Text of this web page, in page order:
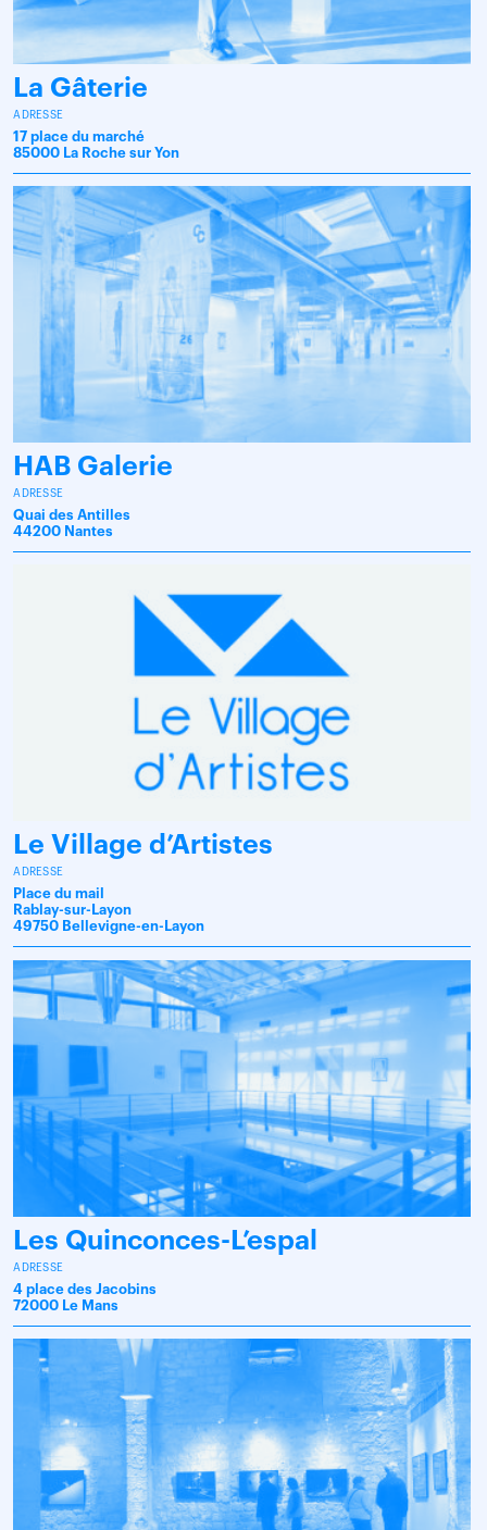
La Gâterie
ADRESSE
17 place du marché
85000 La Roche sur Yon
HAB Galerie
ADRESSE
Quai des Antilles
44200 Nantes
Le Village d’Artistes
ADRESSE
Place du mail
Rablay-sur-Layon
49750 Bellevigne-en-Layon
Les Quinconces-L’espal
ADRESSE
4 place des Jacobins
72000 Le Mans